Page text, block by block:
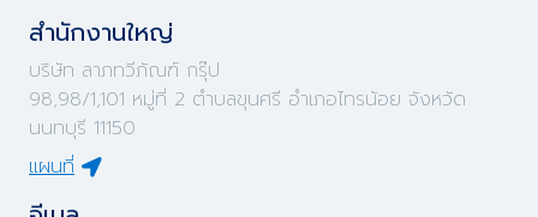
สำนักงานใหญ่
บริษัท ลาภทวีภัณฑ์ กรุ๊ป
98,98/1,101 หมู่ที่ 2 ตำบลขุนศรี อำเภอไทรน้อย จังหวัด
นนทบุรี 11150
แผนที่